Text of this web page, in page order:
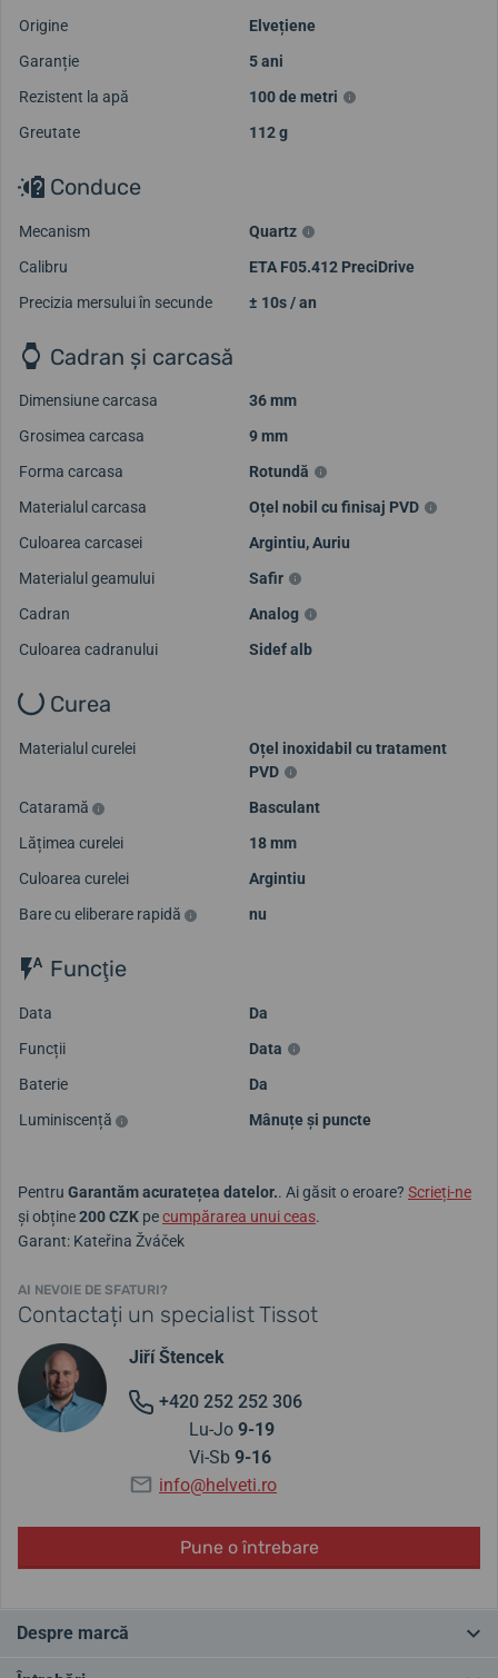
Origine
Elvețiene
Garanție
5 ani
Rezistent la apă
100 de metri
Greutate
112 g
Conduce
Mecanism
Quartz
Calibru
ETA F05.412 PreciDrive
Precizia mersului în secunde
± 10s / an
Cadran și carcasă
Dimensiune carcasa
36 mm
Grosimea carcasa
9 mm
Forma carcasa
Rotundă
Materialul carcasa
Oțel nobil cu finisaj PVD
Culoarea carcasei
Argintiu,Auriu
Materialul geamului
Safir
Cadran
Analog
Culoarea cadranului
Sidef alb
Curea
Materialul curelei
Oțel inoxidabil cu tratament
PVD
Cataramă
Basculant
Lățimea curelei
18 mm
Culoarea curelei
Argintiu
Bare cu eliberare rapidă
nu
Funcţie
Data
Da
Funcții
Data
Baterie
Da
Luminiscență
Mânuțe și puncte
Pentru Garantăm acuratețea datelor.. Ai găsit o eroare? Scrieți-ne
și obține200 CZK pecumpărarea unui ceas.
Garant: Kateřina Žváček
AI NEVOIE DE SFATURI?
Contactați un specialist Tissot
Jiří Štencek
+420 252 252 306
Lu-Jo 9-19
Vi-Sb 9-16
info@helveti.ro
Pune o întrebare
Despre marcă
Tissot este o marcă tradițională de ceasuri și cel mai mare